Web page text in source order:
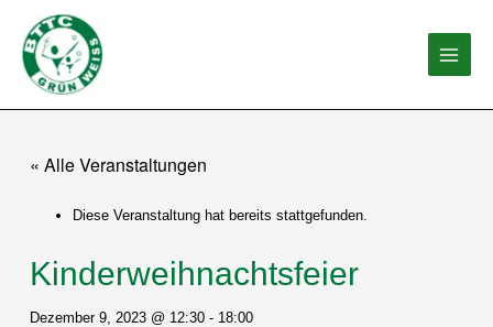
Inhalt
springen
« Alle Veranstaltungen
Diese Veranstaltung hat bereits stattgefunden.
Kinderweihnachtsfeier
Dezember 9, 2023 @ 12:30 - 18:00